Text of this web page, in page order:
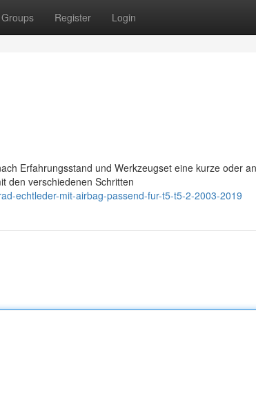
Groups Register Login
Erfahrungsstand und Werkzeugset eine kurze oder
den verschiedenen Schritten
echtleder-mit-airbag-passend-fur-t5-t5-2-2003-2019